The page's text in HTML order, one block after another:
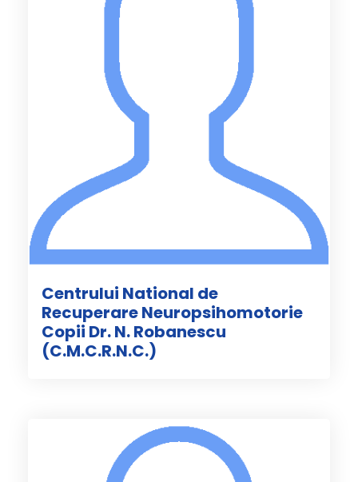
Centrului National de
Recuperare Neuropsihomotorie
Copii Dr. N. Robanescu
(C.M.C.R.N.C.)